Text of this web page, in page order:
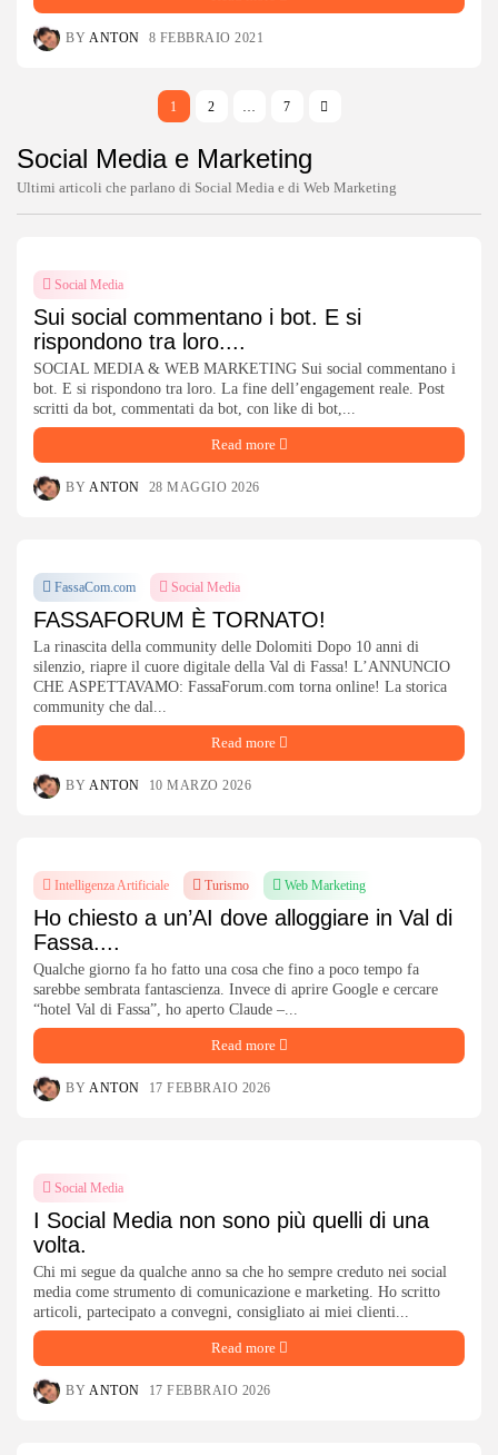
BY ANTON 8 FEBBRAIO 2021
1 2 7
Social Media e Marketing
Ultimi articoli che parlano di Social Media e di Web Marketing
Social Media
Sui social commentano i bot. E si
rispondono tra loro....
SOCIAL MEDIA & WEB MARKETING Sui social commentano i
bot. E si rispondono tra loro. La fine dell’engagement reale. Post
scritti da bot, commentati da bot, con like di bot,...
Read more
BY ANTON 28 MAGGIO 2026
FassaCom.com Social Media
FASSAFORUM È TORNATO!
La rinascita della community delle Dolomiti Dopo 10 anni di
silenzio, riapre il cuore digitale della Val di Fassa! L’ANNUNCIO
CHE ASPETTAVAMO: FassaForum.com torna online! La storica
community che dal...
Read more
BY ANTON 10 MARZO 2026
Intelligenza Artificiale Turismo Web Marketing
Ho chiesto a un’AI dove alloggiare in Val di
Fassa....
Qualche giorno fa ho fatto una cosa che fino a poco tempo fa
sarebbe sembrata fantascienza. Invece di aprire Google e cercare
“hotel Val di Fassa”, ho aperto Claude –...
Read more
BY ANTON 17 FEBBRAIO 2026
Social Media
I Social Media non sono più quelli di una
volta.
Chi mi segue da qualche anno sa che ho sempre creduto nei social
media come strumento di comunicazione e marketing. Ho scritto
articoli, partecipato a convegni, consigliato ai miei clienti...
Read more
BY ANTON 17 FEBBRAIO 2026